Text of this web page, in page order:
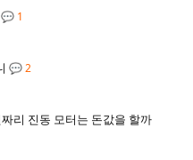
💬 1
💬 2
리 진동 모터는 돈값을 할까